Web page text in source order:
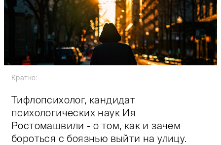
Кратко:
Тифлопсихолог, кандидат
психологических наук Ия
Ростомашвили - о том, как и зачем
бороться с боязнью выйти на улицу.